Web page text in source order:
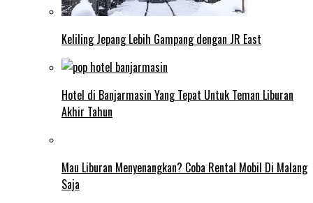
Keliling Jepang Lebih Gampang dengan JR East
Hotel di Banjarmasin Yang Tepat Untuk Teman Liburan
Akhir Tahun
Mau Liburan Menyenangkan? Coba Rental Mobil Di Malang
Saja